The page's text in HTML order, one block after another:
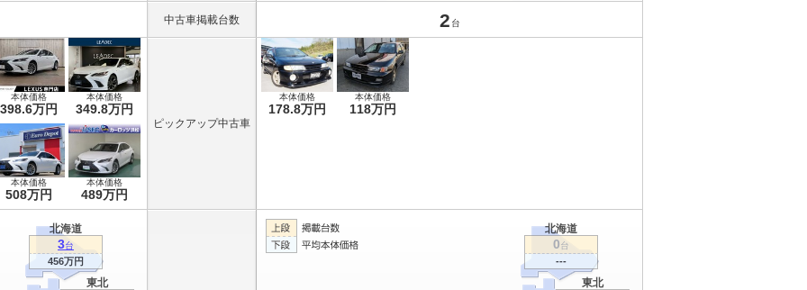
中古車掲載台数 2 台
本体価格
398.6万円
本体価格
349.8万円
本体価格
508万円
本体価格
489万円
ピックアップ中古車
本体価格
178.8万円
本体価格
118万円
北海道
3台
456万円
東北
北海道
0台
---
東北